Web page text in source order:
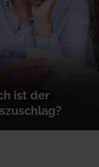
ist der